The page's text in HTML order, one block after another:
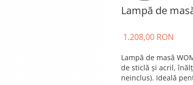
Lampă de
1.208,00 RON
Lampă de masă
de sticlă și acril,
neinclus). Ideală